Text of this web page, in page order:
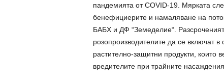
пандемията от COVID-19. Мярката
бенефициерите и намаляване на
БАБХ и ДФ “Земеделие“.
розопроизводителите да се включат
растително-защитни продукти, които
вредителите при трайните насаждения.